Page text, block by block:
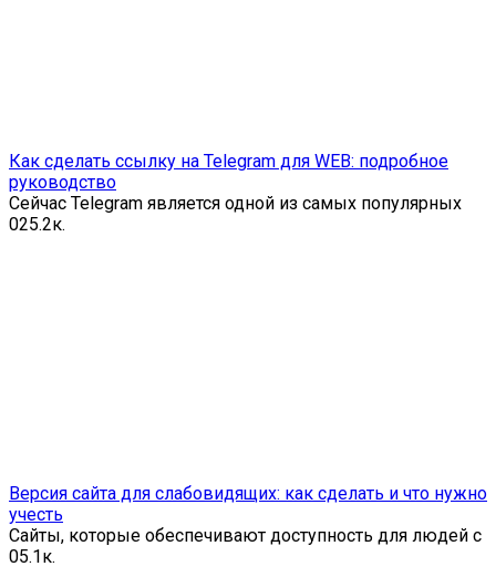
Как сделать ссылку на Telegram для WEB: подробное
руководство
Сейчас Telegram является одной из самых популярных
025.2к.
Версия сайта для слабовидящих: как сделать и что нужно
учесть
Сайты, которые обеспечивают доступность для людей с
05.1к.